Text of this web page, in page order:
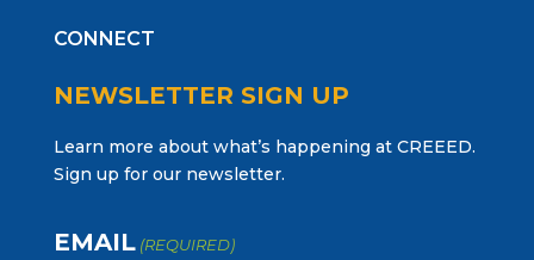
CONNECT
NEWSLETTER SIGN UP
Learn more about what’s happening at CREEED.
Sign up for our newsletter.
EMAIL (REQUIRED)